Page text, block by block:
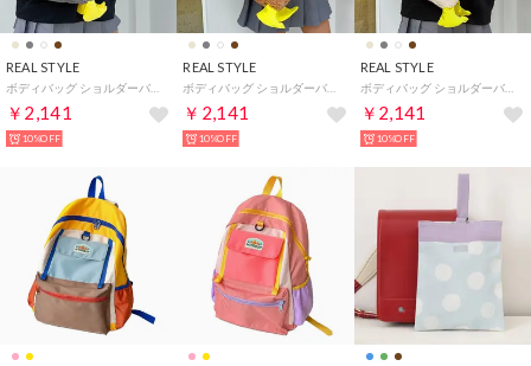
REAL STYLE
￥2,141
10%OFF
REAL STYLE
￥2,141
10%OFF
REAL STYLE
ボディバッグ ショルダーバッグ キッズ 子供 軽い 斜めがけ ポーチ 小物入れ おしゃれ 動物 アニマル ニワトリ ぬいぐるみ かわいい （ベージュ）
￥2,141
10%OFF